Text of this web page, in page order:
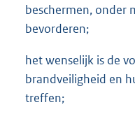
beschermen, onder
bevorderen;
het wenselijk is de
brandveiligheid en
treffen;